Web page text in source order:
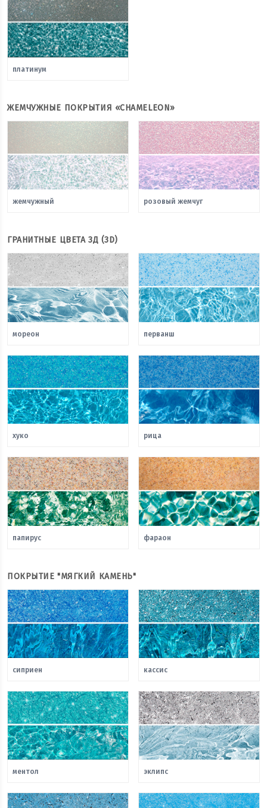
платинум
ЖЕМЧУЖНЫЕ ПОКРЫТИЯ «CHAMELEON»
жемчужный розовый жемчуг
ГРАНИТНЫЕ ЦВЕТА 3Д (3D)
мореон перванш
хуко рица
папирус фараон
ПОКРЫТИЕ "МЯГКИЙ КАМЕНЬ"
сиприен кассис
ментол эклипс